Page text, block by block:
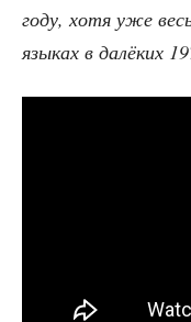
году, хотя уже
язы­ках в далё­ких